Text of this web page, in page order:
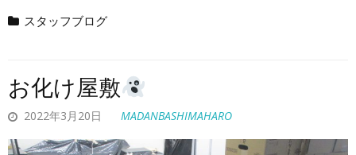
スタッフブログ
お化け屋敷
2022年3月20日 MADANBASHIMAHARO